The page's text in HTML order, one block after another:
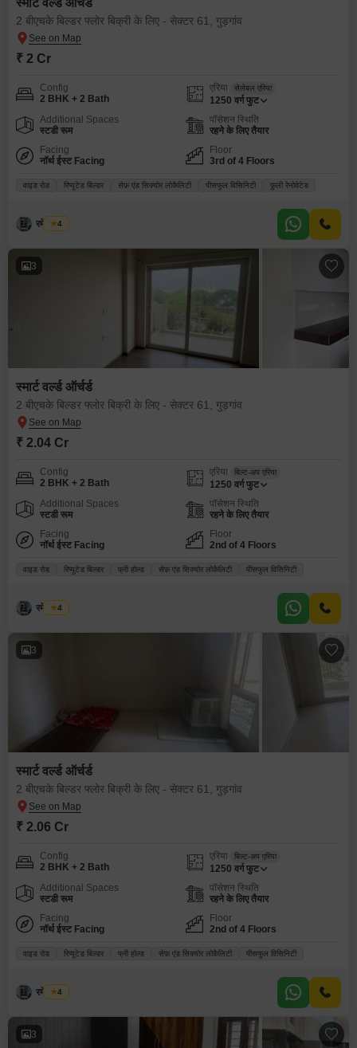
स्मार्ट वर्ल्ड ऑर्चर्ड
2 बीएचके बिल्डर फ्लोर बिक्री के लिए - सेक्टर 61, गुड़गांव
₹ 2 Cr
Config
2 BHK + 2 Bath
एरिया सेलेबल एरिया
1250 वर्ग फुट
Additional Spaces
स्टडी रूम
पॉसेशन स्थिति
रहने के लिए तैयार
Facing
नॉर्थ ईस्ट Facing
Floor
3rd of 4 Floors
वाइड रोड रिप्यूटेड बिल्डर सेफ़ एंड सिक्योर लोकैलिटी पीसफुल विसिनिटी फ़ुली रेनोवेटेड
रमेश मेहरा
4
3
स्मार्ट वर्ल्ड ऑर्चर्ड
2 बीएचके बिल्डर फ्लोर बिक्री के लिए - सेक्टर 61, गुड़गांव
₹ 2.04 Cr
Config
2 BHK + 2 Bath
एरिया बिल्ट-अप एरिया
1250 वर्ग फुट
Additional Spaces
स्टडी रूम
पॉसेशन स्थिति
रहने के लिए तैयार
Facing
नॉर्थ ईस्ट Facing
Floor
2nd of 4 Floors
वाइड रोड रिप्यूटेड बिल्डर फ्री होल्ड सेफ़ एंड सिक्योर लोकैलिटी पीसफुल विसिनिटी
रमेश मेहरा
4
3
स्मार्ट वर्ल्ड ऑर्चर्ड
2 बीएचके बिल्डर फ्लोर बिक्री के लिए - सेक्टर 61, गुड़गांव
₹ 2.06 Cr
Config
2 BHK + 2 Bath
एरिया बिल्ट-अप एरिया
1250 वर्ग फुट
Additional Spaces
स्टडी रूम
पॉसेशन स्थिति
रहने के लिए तैयार
Facing
नॉर्थ ईस्ट Facing
Floor
2nd of 4 Floors
वाइड रोड रिप्यूटेड बिल्डर फ्री होल्ड सेफ़ एंड सिक्योर लोकैलिटी पीसफुल विसिनिटी
रमेश मेहरा
4
3